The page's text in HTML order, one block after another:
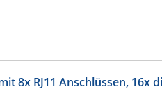
8x RJ11 Anschlüssen, 16x